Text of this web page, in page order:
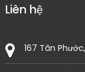
Liên hệ
167 Tân Phước,